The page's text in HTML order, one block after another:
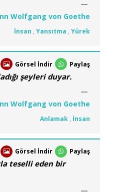
Wolfgang von Goethe
İnsan , Yansıtma , Yürek
Görsel İndir Paylaş
şeyleri duyar.
Wolfgang von Goethe
Anlamak , İnsan
Görsel İndir Paylaş
teselli eden bir